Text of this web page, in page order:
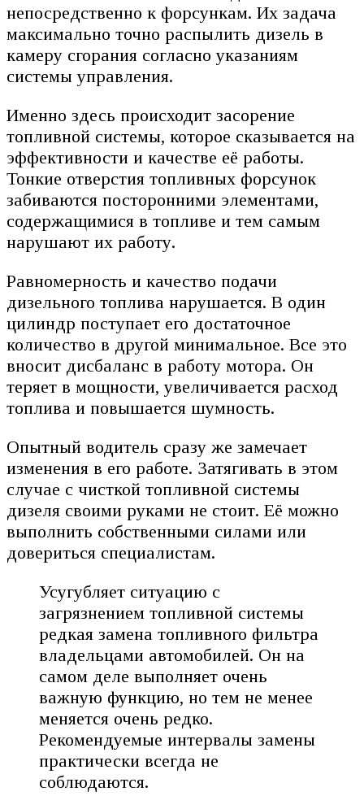
непосредственно к форсункам. Их задача
максимально точно распылить дизель в
камеру сгорания согласно указаниям
системы управления.
Именно здесь происходит засорение
топливной системы, которое сказывается на
эффективности и качестве её работы.
Тонкие отверстия топливных форсунок
забиваются посторонними элементами,
содержащимися в топливе и тем самым
нарушают их работу.
Равномерность и качество подачи
дизельного топлива нарушается. В один
цилиндр поступает его достаточное
количество в другой минимальное. Все это
вносит дисбаланс в работу мотора. Он
теряет в мощности, увеличивается расход
топлива и повышается шумность.
Опытный водитель сразу же замечает
изменения в его работе. Затягивать в этом
случае с чисткой топливной системы
дизеля своими руками не стоит. Её можно
выполнить собственными силами или
довериться специалистам.
Усугубляет ситуацию с
загрязнением топливной системы
редкая замена топливного фильтра
владельцами автомобилей. Он на
самом деле выполняет очень
важную функцию, но тем не менее
меняется очень редко.
Рекомендуемые интервалы замены
практически всегда не
соблюдаются.